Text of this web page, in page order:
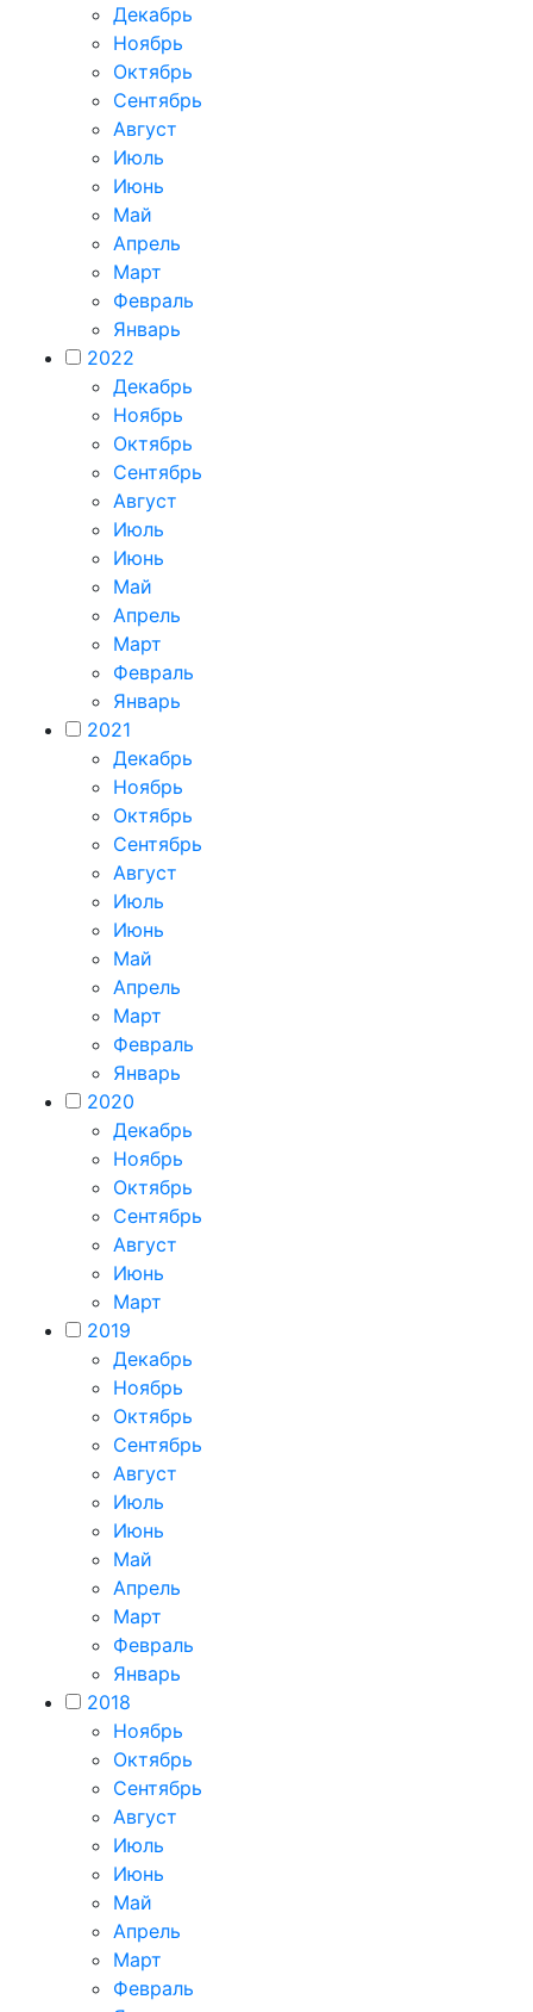
Декабрь
Ноябрь
Октябрь
Сентябрь
Август
Июль
Июнь
Май
Апрель
Март
Февраль
Январь
2022
Декабрь
Ноябрь
Октябрь
Сентябрь
Август
Июль
Июнь
Май
Апрель
Март
Февраль
Январь
2021
Декабрь
Ноябрь
Октябрь
Сентябрь
Август
Июль
Июнь
Май
Апрель
Март
Февраль
Январь
2020
Декабрь
Ноябрь
Октябрь
Сентябрь
Август
Июнь
Март
2019
Декабрь
Ноябрь
Октябрь
Сентябрь
Август
Июль
Июнь
Май
Апрель
Март
Февраль
Январь
2018
Ноябрь
Октябрь
Сентябрь
Август
Июль
Июнь
Май
Апрель
Март
Февраль